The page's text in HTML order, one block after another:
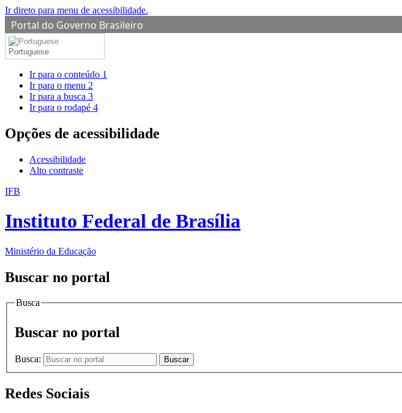
Ir direto para menu de acessibilidade.
Portal do Governo Brasileiro
Portuguese
Ir para o conteúdo 1
Ir para o menu 2
Ir para a busca 3
Ir para o rodapé 4
Opções de acessibilidade
Acessibilidade
Alto contraste
IFB
Instituto Federal de Brasília
Ministério da Educação
Buscar no portal
Busca
Buscar no portal
Busca: Buscar
Redes Sociais